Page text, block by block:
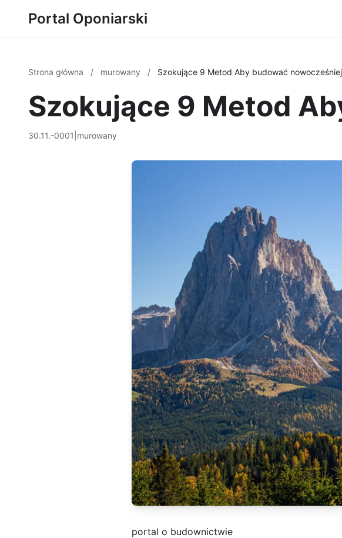
Portal Oponiarski
Strona główna / murowany / Szokujące 9 Metod Aby budować nowocześniej
Szokujące 9 Metod
30.11.-0001 murowany
portal o budownictwie